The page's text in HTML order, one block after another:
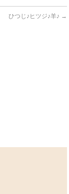
ひつじ♪ヒツジ♪羊♪ →